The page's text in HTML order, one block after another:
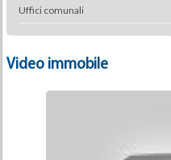
Uffici comunali
Video immobile